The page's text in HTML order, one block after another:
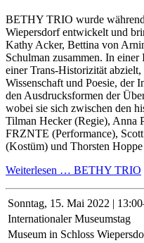
BETHY TRIO wurde
Wiepersdorf entwickelt und
Kathy Acker, Bettina von
Schulman zusammen. In
einer Trans-Historizität
Wissenschaft und Poesie, der
den Ausdrucksformen der
wobei sie sich zwischen den
Tilman Hecker (Regie), Anna
FRZNTE (Performance),
(Kostüm) und Thorsten
Weiterlesen … BETHY TRIO
Sonntag, 15. Mai 2022 |
Internationaler Museumstag
Museum in Schloss